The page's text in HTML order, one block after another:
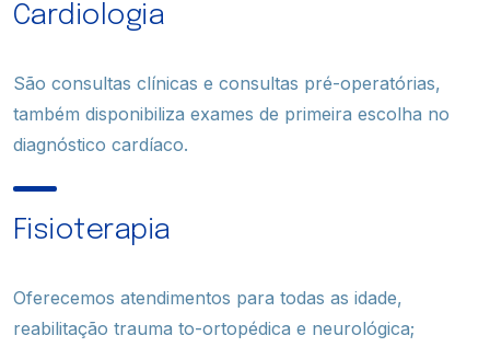
Cardiologia
São consultas clínicas e consultas pré-operatórias,
também disponibiliza exames de primeira escolha no
diagnóstico cardíaco.
Fisioterapia
Oferecemos atendimentos para todas as idade,
reabilitação trauma to-ortopédica e neurológica;